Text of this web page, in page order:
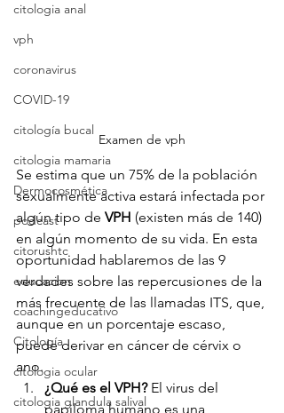
citologia anal
vph
coronavirus
COVID-19
citología bucal
citologia mamaria
Dermocosmética
podcast
citorushtc
educacion
coachingeducativo
Citología
citologia ocular
citologia glandula salival
Examen de vph
Se estima que un 75% de la población
sexualmente activa estará infectada por
algún tipo de VPH (existen más de 140)
en algún momento de su vida. En esta
oportunidad hablaremos de las 9
verdades sobre las repercusiones de la
más frecuente de las llamadas ITS, que,
aunque en un porcentaje escaso,
puede derivar en cáncer de cérvix o
ano.
¿Qué es el VPH? El virus del
papiloma humano es una